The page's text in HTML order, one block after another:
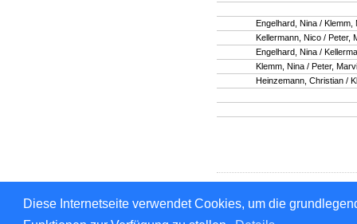
Diese Internetseite verwendet Cookies, um die
Engelhard, Nina / Klemm,
Kellermann, Nico / Peter,
Engelhard, Nina /
Klemm, Nina / Peter,
Heinzemann, Christian /
Für den Inhalt verantwortlich:
© 1999-2026 nu